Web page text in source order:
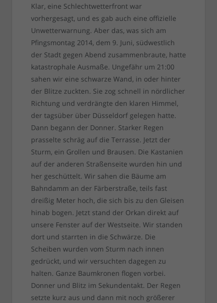
Klar, eine Schlechtwetterfront war
vorhergesagt, und es gab auch eine offizielle
Unwetterwarnung. Aber das, was sich am
Pfingsmontag 2014, dem 9. Juni, südwestlich
der Stadt gegen Abend zusammenbraute, hatte
katastrophale Ausmaße. Ungefähr um 21:00
sahen wir eine schwarze Wand, in oder hinter
der Blitze zuckten. Sie zog schnell in nördlicher
Richtung und verdrängte den klaren Himmel,
der tagsüber über Düsseldorf gelegen hatte.
Dann begann der Donner. Starker Regen
prasselte schräg auf die Terrasse. Jetzt der
Sturm, ein Grollen und Brausen. Die Kastanien
auf der anderen Straßenseite wurden hin und
her geschüttelt. Wir sahen die Bäume am
Bahndamm an der Färberstraße, teils fast
dreißig Meter hoch, die sich bis zu den Gleisen
hinab bogen. Jetzt stand der Orkan direkt auf
unsere Fenster auf der Westseite. Wir standen
dort und starrten in die Schwärze. Die
Scheiben wurden vom Sturm nach innen
gedrückt, und wir versuchten dagegen zu
halten. Ganze Baumkronen flogen vorbei.
Donner und Blitz im Sekundentakt. Der Regen
setzte kurz aus und dann mit noch größerer